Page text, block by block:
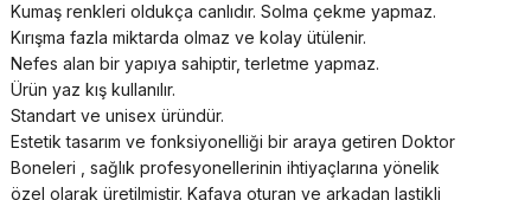
Kumaş renkleri oldukça canlıdır. Solma çekme yapmaz.
Kırışma fazla miktarda olmaz ve kolay ütülenir.
Nefes alan bir yapıya sahiptir, terletme yapmaz.
Ürün yaz kış kullanılır.
Standart ve unisex üründür.
Estetik tasarım ve fonksiyonelliği bir araya getiren Doktor
Boneleri , sağlık profesyonellerinin ihtiyaçlarına yönelik
özel olarak üretilmiştir. Kafaya oturan ve arkadan lastikli